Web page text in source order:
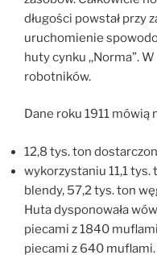
długości powstał przy
uruchomienie
huty cynku ,,Norma”.
robotników.
Dane roku 1911 mówią
12,8 tys. ton
wykorzystaniu 11,1
blendy, 57,2 tys. ton
Huta dysponowała
piecami z 1840
piecami z 640